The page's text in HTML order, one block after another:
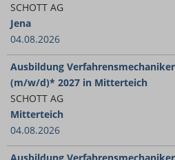
SCHOTT AG
Jena
04.08.2026
Ausbildung
(m/w/d)* 2027 in Mitterteich
SCHOTT AG
Mitterteich
04.08.2026